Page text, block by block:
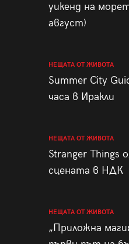
уикенд на
август)
НЕЩАТА ОТ ЖИВОТА
Summer City
часа в Иракли
НЕЩАТА ОТ ЖИВОТА
Stranger Things
сцената в НДК
НЕЩАТА ОТ ЖИВОТА
„Приложна